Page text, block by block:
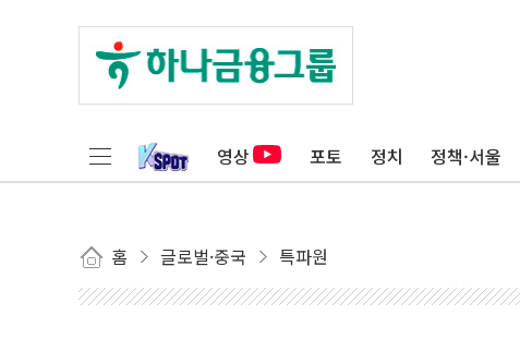
영상 포토 정치 정책·서울
홈 글로벌·중국 특파원